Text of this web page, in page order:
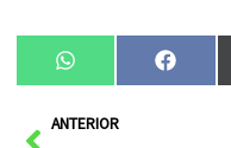
Compartir
en
WhatsApp
en
AntANTERIOR